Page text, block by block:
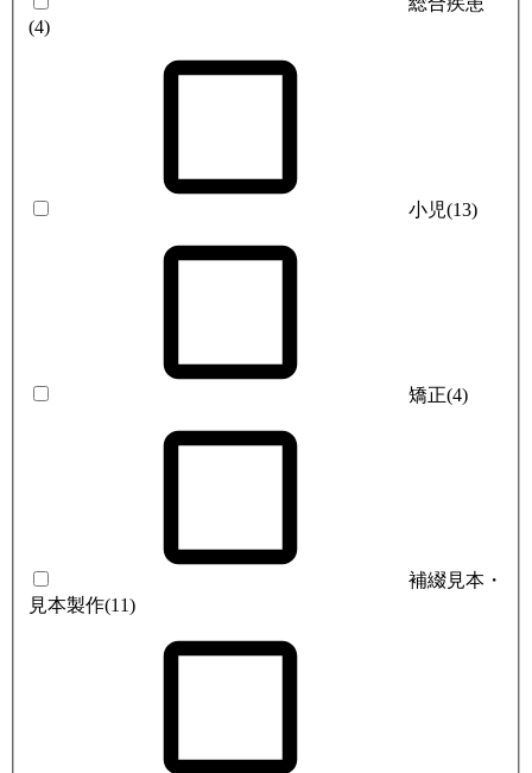
(4)
小児(13)
矯正(4)
補綴見本・
見本製作(11)